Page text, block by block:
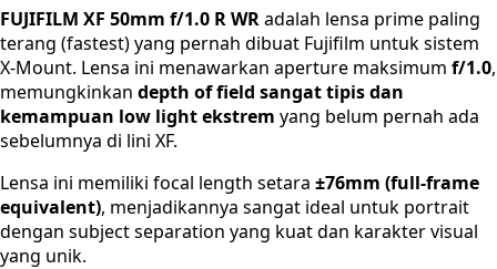
FUJIFILM XF 50mm f/1.0 R WRadalah lensa prime paling
terang (fastest) yang pernah dibuat Fujifilm untuk sistem
X-Mount. Lensa ini menawarkan aperture maksimum f/1.0,
memungkinkan depth of field sangat tipis dan
kemampuan low light ekstrem yang belum pernah ada
sebelumnya di lini XF.
Lensa ini memiliki focal length setara ±76mm (full-frame
equivalent), menjadikannya sangat ideal untuk portrait
dengan subject separation yang kuat dan karakter visual
yang unik.